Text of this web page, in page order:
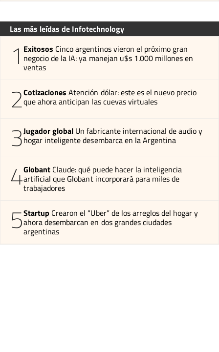
Las más leídas de Infotechnology
1 Exitosos Cinco argentinos vieron el próximo gran
negocio de la IA: ya manejan u$s 1.000 millones en
ventas
2Cotizaciones Atención dólar: este es el nuevo precio
que ahora anticipan las cuevas virtuales
3Jugador global Un fabricante internacional de audio y
hogar inteligente desembarca en la Argentina
4Globant Claude: qué puede hacer la inteligencia
artificial que Globant incorporará para miles de
trabajadores
5Startup Crearon el “Uber” de los arreglos del hogar y
ahora desembarcan en dos grandes ciudades
argentinas